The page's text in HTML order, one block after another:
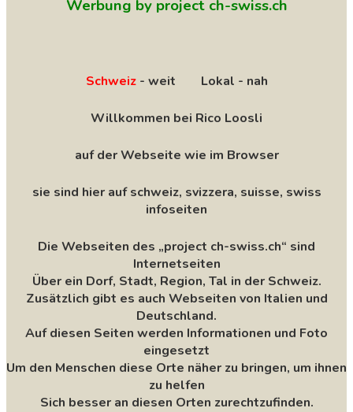
Werbung by project ch-swiss.ch
Schweiz - weit Lokal - nah
Willkommen bei Rico Loosli
auf der Webseite wie im Browser
sie sind hier auf schweiz, svizzera, suisse, swiss
infoseiten
Die Webseiten des „project ch-swiss.ch“ sind
Internetseiten
Über ein Dorf, Stadt, Region, Tal in der Schweiz.
Zusätzlich gibt es auch Webseiten von Italien und
Deutschland.
Auf diesen Seiten werden Informationen und Foto
eingesetzt
Um den Menschen diese Orte näher zu bringen, um ihnen
zu helfen
Sich besser an diesen Orten zurechtzufinden.